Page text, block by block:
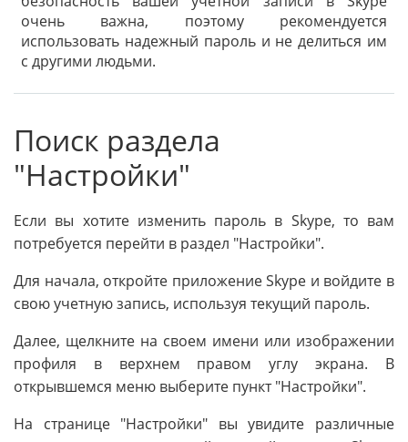
очень важна, поэтому рекомендуется
использовать надежный пароль и не делиться им
с другими людьми.
Поиск раздела
"Настройки"
Если вы хотите изменить пароль в Skype, то вам
потребуется перейти в раздел "Настройки".
Для начала, откройте приложение Skype и войдите в
свою учетную запись, используя текущий пароль.
Далее, щелкните на своем имени или изображении
профиля в верхнем правом углу экрана. В
открывшемся меню выберите пункт "Настройки".
На странице "Настройки" вы увидите различные